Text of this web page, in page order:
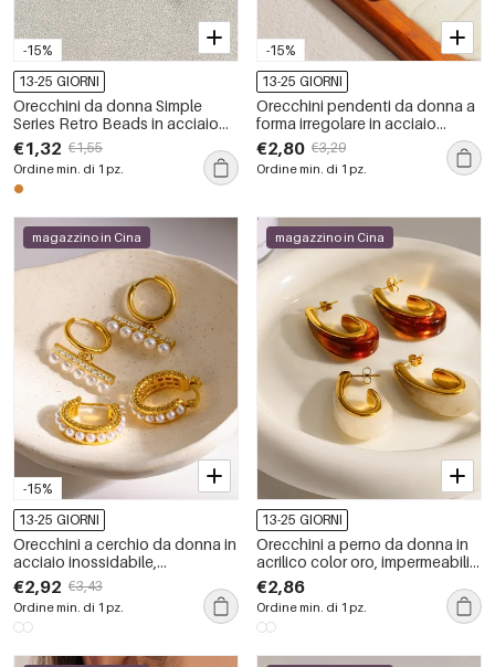
-15%
13-25 GIORNI
Orecchini da donna Simple
Series Retro Beads in acciaio
inossidabile color oro con
perline.
€1,32 €1,55
Ordine min. di 1 pz.
-15%
13-25 GIORNI
Orecchini pendenti da donna a
forma irregolare in acciaio
inossidabile color oro,
impermeabili.
€2,80 €3,29
Ordine min. di 1 pz.
-15%
magazzino in Cina
13-25 GIORNI
Orecchini a cerchio da donna in
acciaio inossidabile,
impermeabili, color oro, con
perle artificiali e forma
geometrica.
€2,92 €3,43
Ordine min. di 1 pz.
magazzino in Cina
13-25 GIORNI
Orecchini a perno da donna in
acrilico color oro, impermeabili,
a forma di C, in acciaio
inossidabile, stile retrò.
€2,86
Ordine min. di 1 pz.